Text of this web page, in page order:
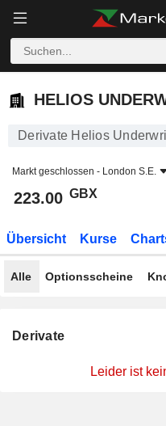
HELIOS
HELIOS
Derivate Helios
Markt geschlossen - London S.E.
223.00 GBX
Übersicht Kurse
Alle Optionsscheine
Derivate
Leider ist